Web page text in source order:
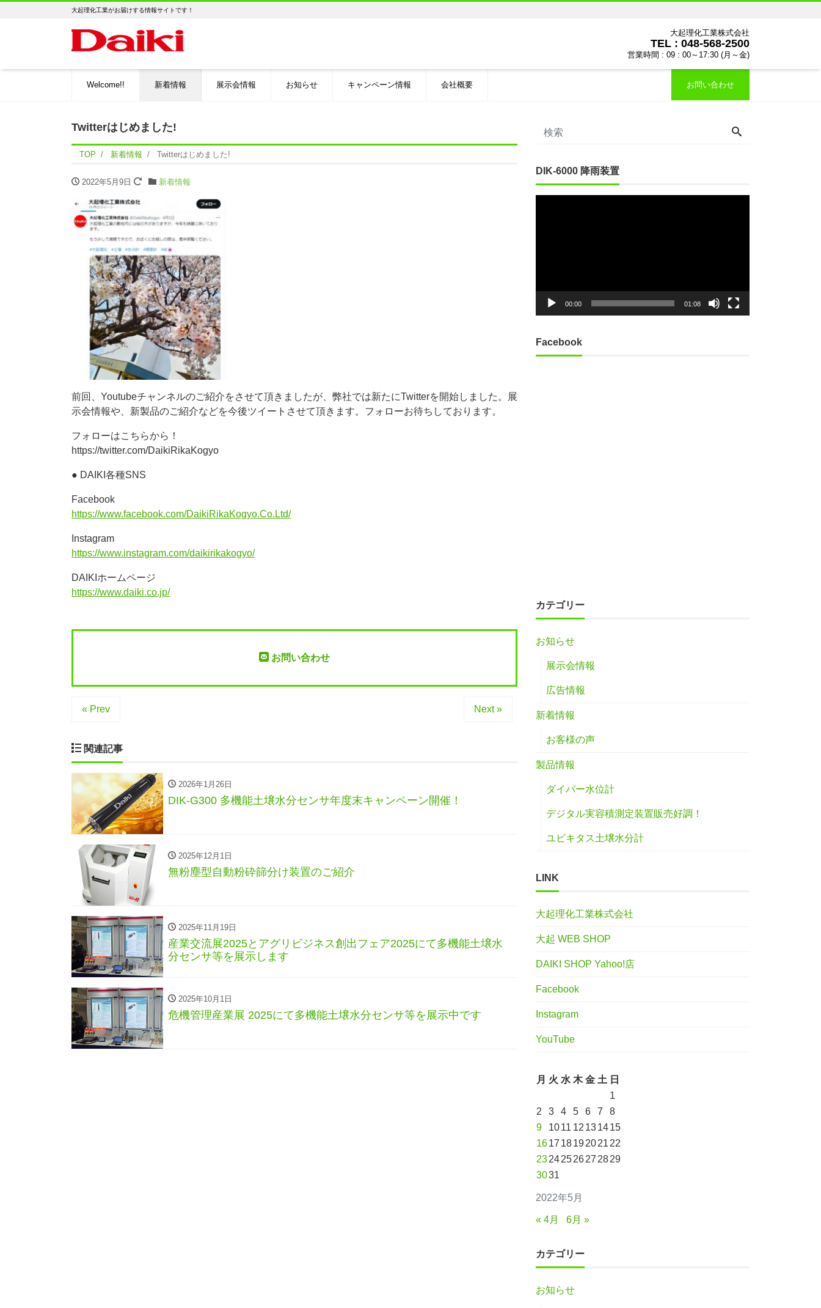
大起理化工業がお届けする情報サイトです！
大起理化工業株式会社
TEL : 048-568-2500
営業時間 : 09 : 00～17:30 (月～金)
Welcome!! 新着情報 展示会情報 お知らせ キャンペーン情報 会社概要 お問い合わせ
Twitterはじめました!
TOP 新着情報 Twitterはじめました!
2022年5月9日 新着情報
前回、Youtubeチャンネルのご紹介をさせて頂きましたが、弊社では新たにTwitterを開始しました。展
示会情報や、新製品のご紹介などを今後ツイートさせて頂きます。フォローお待ちしております。
フォローはこちらから！
https://twitter.com/DaikiRikaKogyo
● DAIKI各種SNS
Facebook
https://www.facebook.com/DaikiRikaKogyo.Co.Ltd/
Instagram
https://www.instagram.com/daikirikakogyo/
DAIKIホームページ
https://www.daiki.co.jp/
お問い合わせ
« Prev Next »
関連記事
2026年1月26日
DIK-G300 多機能土壌水分センサ年度末キャンペーン開催！
2025年12月1日
無粉塵型自動粉砕篩分け装置のご紹介
2025年11月19日
産業交流展2025とアグリビジネス創出フェア2025にて多機能土壌水
分センサ等を展示します
2025年10月1日
危機管理産業展 2025にて多機能土壌水分センサ等を展示中です
DIK-6000 降雨装置
ー
00:00 01:08
Facebook
カテゴリー
お知らせ
展示会情報
広告情報
新着情報
お客様の声
製品情報
ダイバー水位計
デジタル実容積測定装置販売好調！
ユビキタス土壌水分計
LINK
大起理化工業株式会社
大起 WEB SHOP
DAIKI SHOP Yahoo!店
Facebook
Instagram
YouTube
2022年5月
月 火 水 木 金 土 日
1
2
3 4 5 6 7
8
9
1011 12 131415
1617 18192021 22
2324252627 2829
3031
« 4月 6月 »
カテゴリー
お知らせ